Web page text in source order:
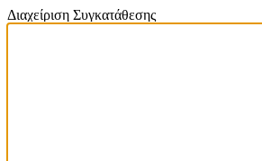
Διαχείριση Συγκατάθεσης